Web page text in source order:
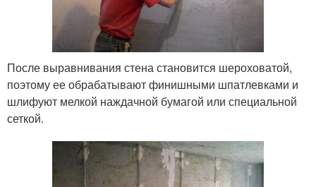
После выравнивания стена становится шероховатой,
поэтому ее обрабатывают финишными шпатлевками и
шлифуют мелкой наждачной бумагой или специальной
сеткой.